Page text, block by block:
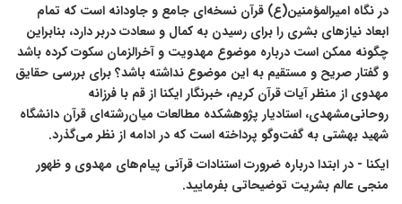
در نگاه امیرالمؤمنین(ع) قرآن نسخه‌ای جامع و جاودانه است که تمام
ابعاد نیازهای بشری را برای رسیدن به کمال و سعادت دربر دارد، بنابراین
چگونه ممکن است درباره موضوع مهدویت و آخرالزمان سکوت کرده باشد
و گفتار صریح و مستقیم به این موضوع نداشته باشد؟ برای بررسی حقایق
مهدوی از منظر آیات قرآن کریم، خبرنگار ایکنا از قم با فرزانه
روحانی‌مشهدی، استادیار پژوهشکده مطالعات میان‌رشته‌ای قرآن دانشگاه
شهید بهشتی به گفت‌وگو پرداخته است که در ادامه از نظر می‌گذرد.
ایکنا - در ابتدا درباره ضرورت استنادات قرآنی پیام‌های مهدوی و ظهور
منجی عالم بشریت توضیحاتی بفرمایید.